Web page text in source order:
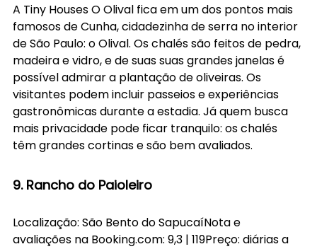
A Tiny Houses O Olival fica em um dos pontos mais
famosos de Cunha, cidadezinha de serra no interior
de São Paulo: o Olival. Os chalés são feitos de pedra,
madeira e vidro, e de suas suas grandes janelas é
possível admirar a plantação de oliveiras. Os
visitantes podem incluir passeios e experiências
gastronômicas durante a estadia. Já quem busca
mais privacidade pode ficar tranquilo: os chalés
têm grandes cortinas e são bem avaliados.
9. Rancho do Paioleiro
Localização: São Bento do SapucaíNota e
avaliações na Booking.com: 9,3 | 119Preço: diárias a